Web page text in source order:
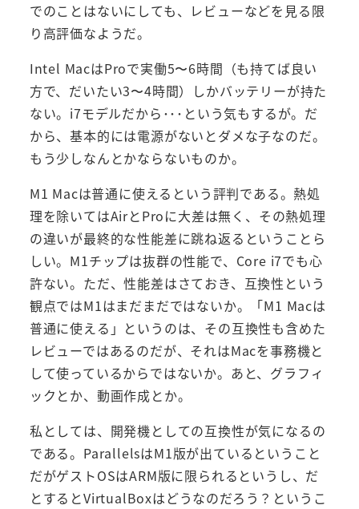
でのことはないにしても、レビューなどを見る限
り高評価なようだ。
Intel MacはProで実働5〜6時間（も持てば良い
方で、だいたい3〜4時間）しかバッテリーが持た
ない。i7モデルだから･･･という気もするが。だ
から、基本的には電源がないとダメな子なのだ。
もう少しなんとかならないものか。
M1 Macは普通に使えるという評判である。熱処
理を除いてはAirとProに大差は無く、その熱処理
の違いが最終的な性能差に跳ね返るということら
しい。M1チップは抜群の性能で、Core i7でも心
許ない。ただ、性能差はさておき、互換性という
観点ではM1はまだまだではないか。「M1 Macは
普通に使える」というのは、その互換性も含めた
レビューではあるのだが、それはMacを事務機と
して使っているからではないか。あと、グラフィ
ックとか、動画作成とか。
私としては、開発機としての互換性が気になるの
である。ParallelsはM1版が出ているということ
だがゲストOSはARM版に限られるというし、だ
とするとVirtualBoxはどうなのだろう？というこ